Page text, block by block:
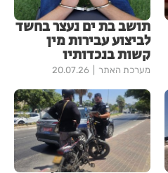
תושב בת ים נעצר בחשד
לביצוע עבירות מין
קשות בנכדותיו
מערכת האתר 20.07.26